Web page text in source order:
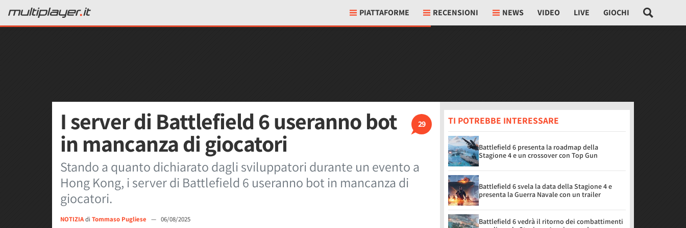
PIATTAFORME RECENSIONI NEWS VIDEO LIVE GIOCHI
29
I server di Battlefield 6 useranno bot
in mancanza di giocatori
Stando a quanto dichiarato dagli sviluppatori durante un evento a
Hong Kong, i server di Battlefield 6 useranno bot in mancanza di
giocatori.
NOTIZIAdi Tommaso Pugliese — 06/08/2025
TI POTREBBE INTERESSARE
Battlefield 6 presenta la roadmap della
Stagione 4 e un crossover con Top Gun
Battlefield 6 svela la data della Stagione 4 e
presenta la Guerra Navale con un trailer
Battlefield 6 vedrà il ritorno dei combattimenti